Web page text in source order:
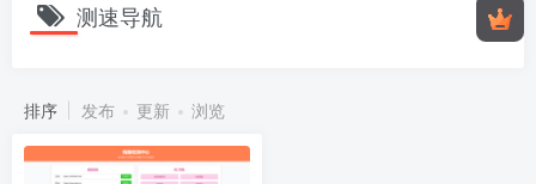
测速导航
排序 发布 更新 浏览